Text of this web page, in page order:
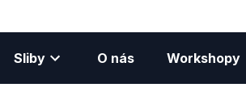
Sliby O nás Workshopy